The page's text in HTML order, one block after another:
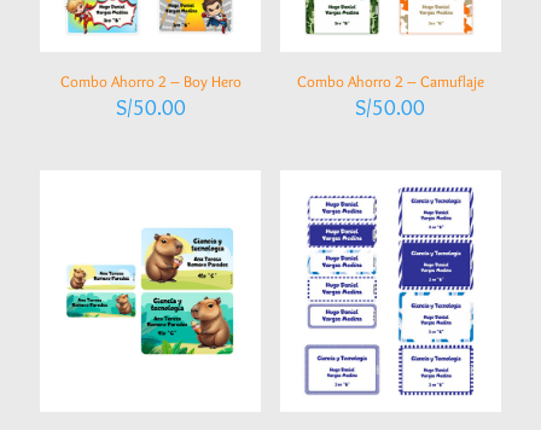
Combo Ahorro 2 – Boy Hero
S/50.00
Combo Ahorro 2 – Camuflaje
S/50.00